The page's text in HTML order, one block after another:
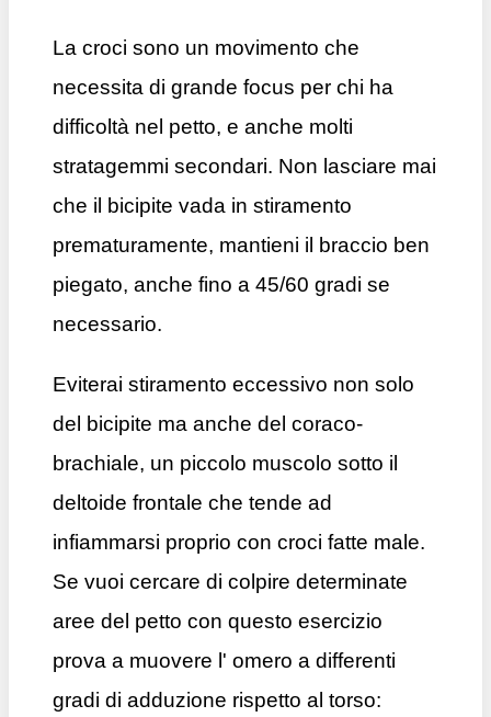
La croci sono un movimento che
necessita di grande focus per chi ha
difficoltà nel petto, e anche molti
stratagemmi secondari. Non lasciare mai
che il bicipite vada in stiramento
prematuramente, mantieni il braccio ben
piegato, anche fino a 45/60 gradi se
necessario.
Eviterai stiramento eccessivo non solo
del bicipite ma anche del coraco-
brachiale, un piccolo muscolo sotto il
deltoide frontale che tende ad
infiammarsi proprio con croci fatte male.
Se vuoi cercare di colpire determinate
aree del petto con questo esercizio
prova a muovere l' omero a differenti
gradi di adduzione rispetto al torso: